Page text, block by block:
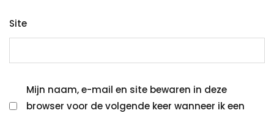
Site
Mijn naam, e-mail en site bewaren in deze
browser voor de volgende keer wanneer ik een